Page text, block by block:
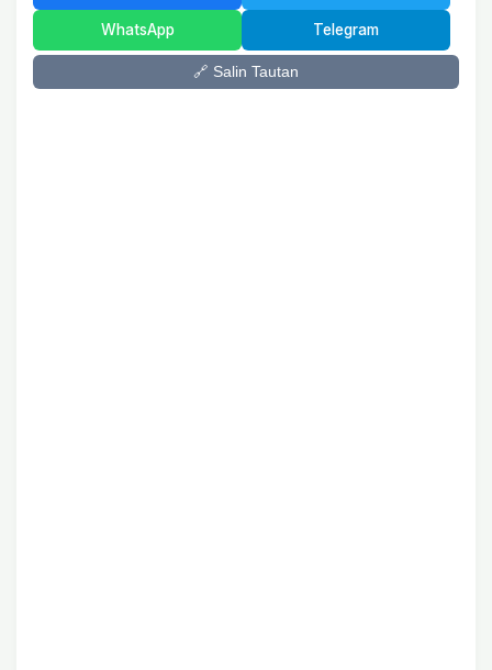
WhatsApp Telegram
🔗 Salin Tautan